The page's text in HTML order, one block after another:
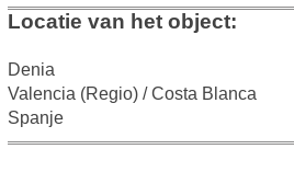
Locatie van het object:
Denia
Valencia (Regio) / Costa Blanca
Spanje